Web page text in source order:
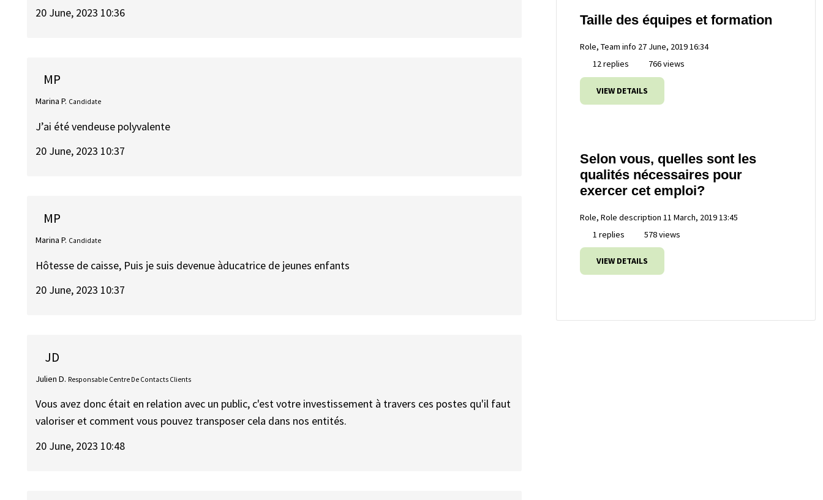
20 June, 2023 10:36
MP
Marina P. Candidate
J’ai été vendeuse polyvalente
20 June, 2023 10:37
MP
Marina P. Candidate
Hôtesse de caisse, Puis je suis devenue àducatrice de jeunes enfants
20 June, 2023 10:37
JD
Julien D. Responsable Centre De Contacts Clients
Vous avez donc était en relation avec un public, c'est votre investissement à travers ces postes qu'il faut
valoriser et comment vous pouvez transposer cela dans nos entités.
20 June, 2023 10:48
Taille des équipes et formation
Role, Team info 27 June, 2019 16:34
12 replies
766 views
VIEW DETAILS
Selon vous, quelles sont les
qualités nécessaires pour
exercer cet emploi?
Role, Role description 11 March, 2019 13:45
1 replies
578 views
VIEW DETAILS